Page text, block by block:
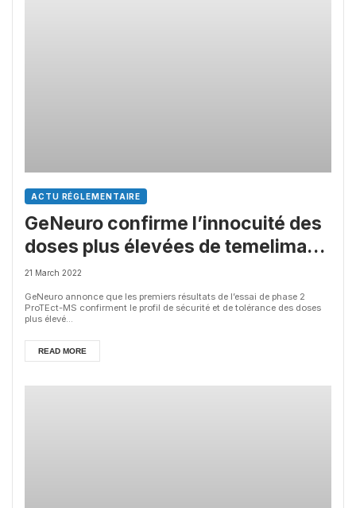
ACTU RÉGLEMENTAIRE
GeNeuro confirme l’innocuité des
doses plus élevées de temelimab
à la suite de sa phase 2 dans la
sclérose en plaques
21 March 2022
GeNeuro annonce que les premiers résultats de l’essai de phase 2
ProTEct-MS confirment le profil de sécurité et de tolérance des doses
plus élevé...
READ MORE